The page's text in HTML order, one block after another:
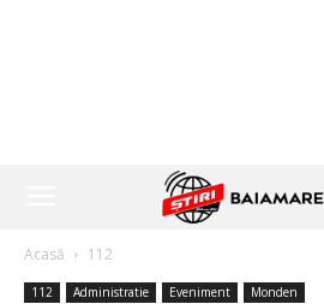
Acasă 112
112 Administratie Eveniment Monden